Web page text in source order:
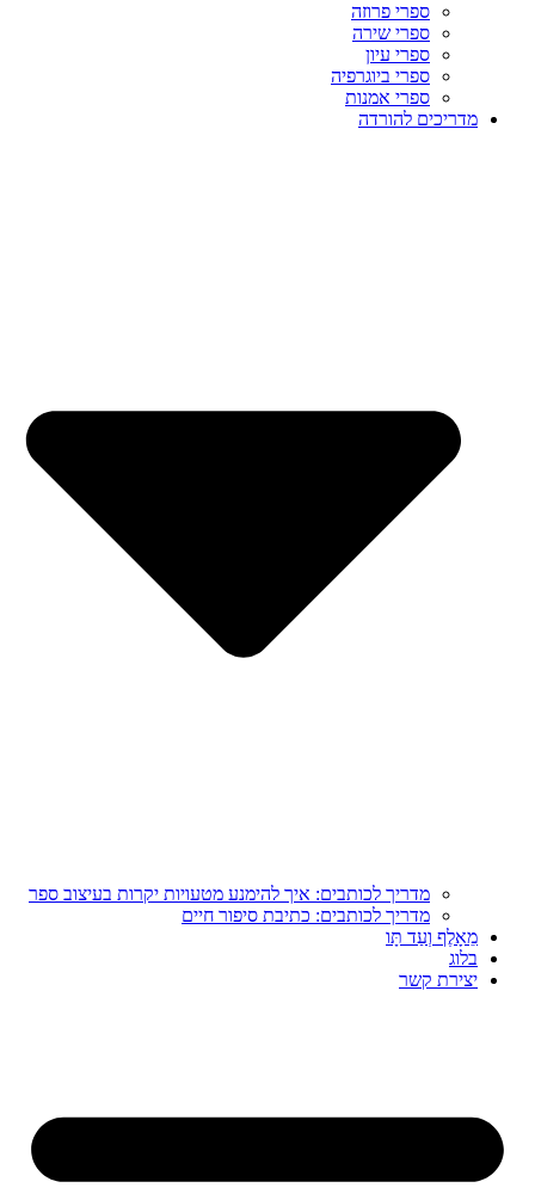
ספרי פרוזה
ספרי שירה
ספרי עיון
ספרי ביוגרפיה
ספרי אמנות
מדריכים להורדה
מדריך לכותבים: איך להימנע מטעויות יקרות בעיצוב ספר
מדריך לכותבים: כתיבת סיפור חיים
מֵאָלֶף וְעַד תָּו
בלוג
יצירת קשר